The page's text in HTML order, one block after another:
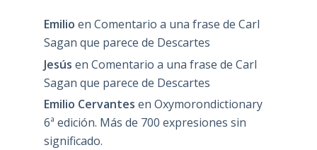
Emilio en Comentario a una frase de Carl
Sagan que parece de Descartes
Jesús en Comentario a una frase de Carl
Sagan que parece de Descartes
Emilio Cervantes en Oxymorondictionary
6ª edición. Más de 700 expresiones sin
significado.